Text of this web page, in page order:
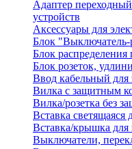
Адаптер
устройств
Аксессуары для
Блок "Выключатель-
Блок распределения
Блок розеток,
Ввод кабельный для
Вилка с защитным
Вилка/розетка без
Вставка светящаяся
Вставка/крышка
Выключатели,